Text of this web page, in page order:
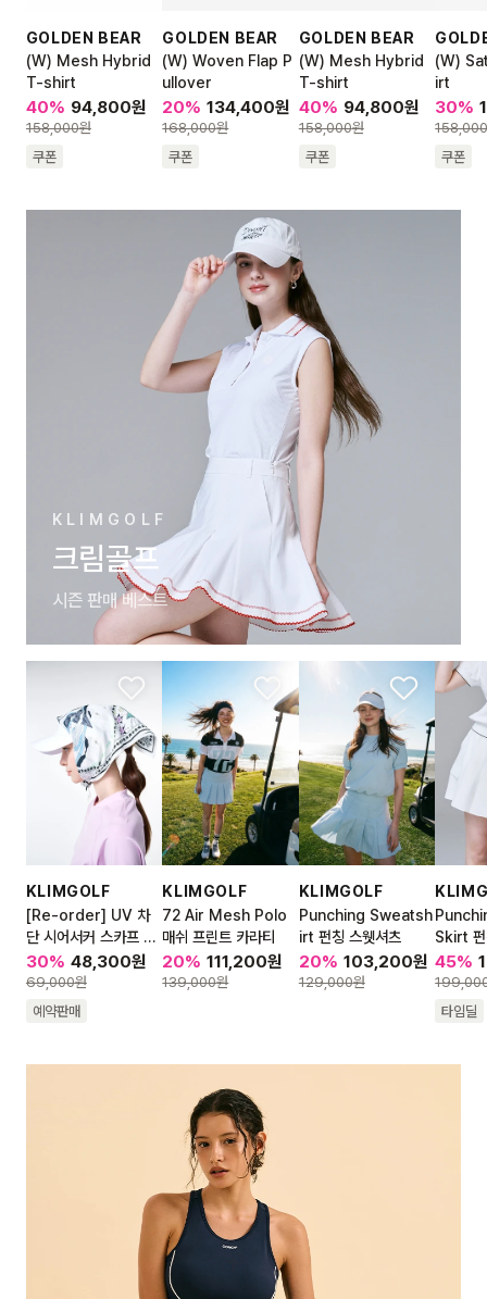
GOLDEN BEAR
(W) Mesh Hybrid
T-shirt
40% 94,800원
158,000원
쿠폰
GOLDEN BEAR
(W) Woven Flap P
ullover
20% 134,400원
168,000원
쿠폰
GOLDEN BEAR
(W) Mesh Hybrid
T-shirt
40% 94,800원
158,000원
쿠폰
(W)
irt
30%
쿠폰
KLIMGOLF
크림골프
시즌 판매 베스트
KLIMGOLF
[Re-order] UV 차
단 시어서커 스카프 S
eersucker scarfs
30% 48,300원
69,000원
예약판매
KLIMGOLF
72 Air Mesh Polo
매쉬 프린트 카라티
20% 111,200원
139,000원
KLIMGOLF
Punching Sweatsh
irt 펀칭 스웻셔츠
20% 103,200원
129,000원
Skirt 펀
트
45%
타임딜